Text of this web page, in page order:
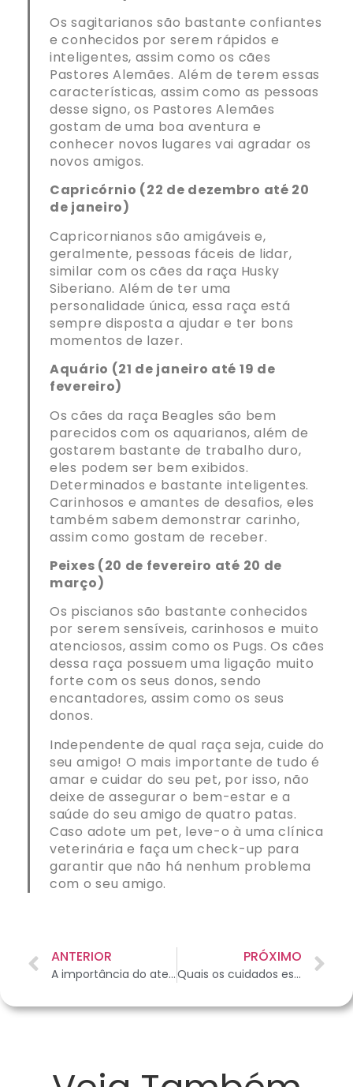
Os sagitarianos são bastante confiantes
e conhecidos por serem rápidos e
inteligentes, assim como os cães
Pastores Alemães. Além de terem essas
características, assim como as pessoas
desse signo, os Pastores Alemães
gostam de uma boa aventura e
conhecer novos lugares vai agradar os
novos amigos.
Capricórnio (22 de dezembro até 20
de janeiro)
Capricornianos são amigáveis e,
geralmente, pessoas fáceis de lidar,
similar com os cães da raça Husky
Siberiano. Além de ter uma
personalidade única, essa raça está
sempre disposta a ajudar e ter bons
momentos de lazer.
Aquário (21 de janeiro até 19 de
fevereiro)
Os cães da raça Beagles são bem
parecidos com os aquarianos, além de
gostarem bastante de trabalho duro,
eles podem ser bem exibidos.
Determinados e bastante inteligentes.
Carinhosos e amantes de desafios, eles
também sabem demonstrar carinho,
assim como gostam de receber.
Peixes (20 de fevereiro até 20 de
março)
Os piscianos são bastante conhecidos
por serem sensíveis, carinhosos e muito
atenciosos, assim como os Pugs. Os cães
dessa raça possuem uma ligação muito
forte com os seus donos, sendo
encantadores, assim como os seus
donos.
Independente de qual raça seja, cuide do
seu amigo! O mais importante de tudo é
amar e cuidar do seu pet, por isso, não
deixe de assegurar o bem-estar e a
saúde do seu amigo de quatro patas.
Caso adote um pet, leve-o à uma clínica
veterinária e faça um check-up para
garantir que não há nenhum problema
com o seu amigo.
ANTERIOR
A importância do atendimento veterinário especializado em felinos
PRÓXIMO
Quais os cuidados essenciais para viajar com seu pet de avião